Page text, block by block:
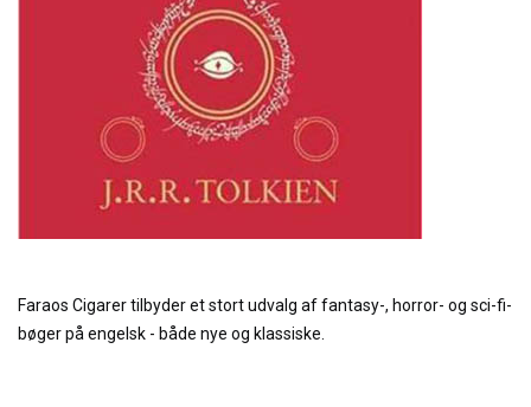
Faraos Cigarer tilbyder et stort udvalg af fantasy-, horror- og sci-fi-
bøger på engelsk - både nye og klassiske.